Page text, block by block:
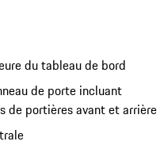
du tableau de bord
de porte incluant
de portières avant et arrière